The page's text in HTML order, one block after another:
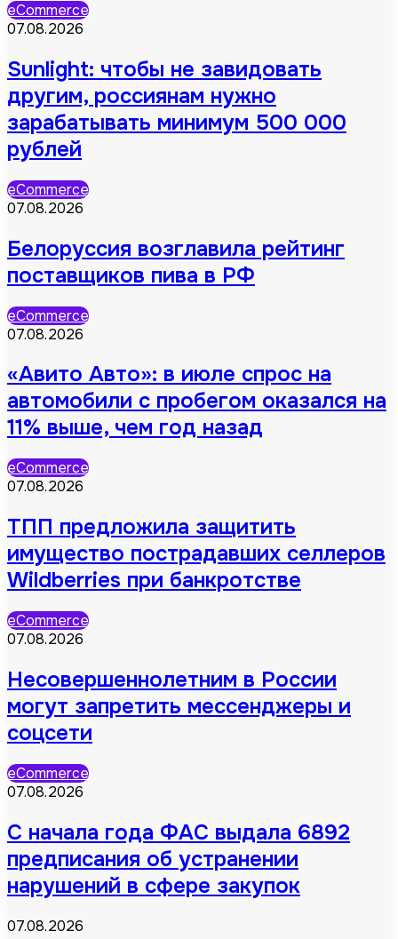
eCommerce
07.08.2026
Sunlight: чтобы не завидовать
другим, россиянам нужно
зарабатывать минимум 500 000
рублей
eCommerce
07.08.2026
Белоруссия возглавила рейтинг
поставщиков пива в РФ
eCommerce
07.08.2026
«Авито Авто»: в июле спрос на
автомобили с пробегом оказался на
11% выше, чем год назад
eCommerce
07.08.2026
ТПП предложила защитить
имущество пострадавших селлеров
Wildberries при банкротстве
eCommerce
07.08.2026
Несовершеннолетним в России
могут запретить мессенджеры и
соцсети
eCommerce
07.08.2026
С начала года ФАС выдала 6892
предписания об устранении
нарушений в сфере закупок
07.08.2026